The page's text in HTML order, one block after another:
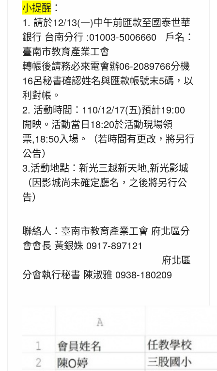
小提醒 ：
1. 請於12/13(一)中午前匯款至國泰世華
銀行 台南分行 :01003-5006660 戶名：
臺南市教育產業工會
轉帳後請務必來電會辦06-2089766分機
16呂秘書確認姓名與匯款帳號末5碼，以
利對帳。
2. 活動時間：110/12/17(五)預計19:00
開映。活動當日18:20於活動現場領
票,18:50入場。（若時間有更改，將另行
公告）
3.活動地點：新光三越新天地,新光影城
（因影城尚未確定廳名，之後將另行公
告）
聯絡人：臺南市教育產業工會 府北區分
會會長 黃銀姝 0917-897121
府北區
分會執行秘書 陳淑雅 0938-180209